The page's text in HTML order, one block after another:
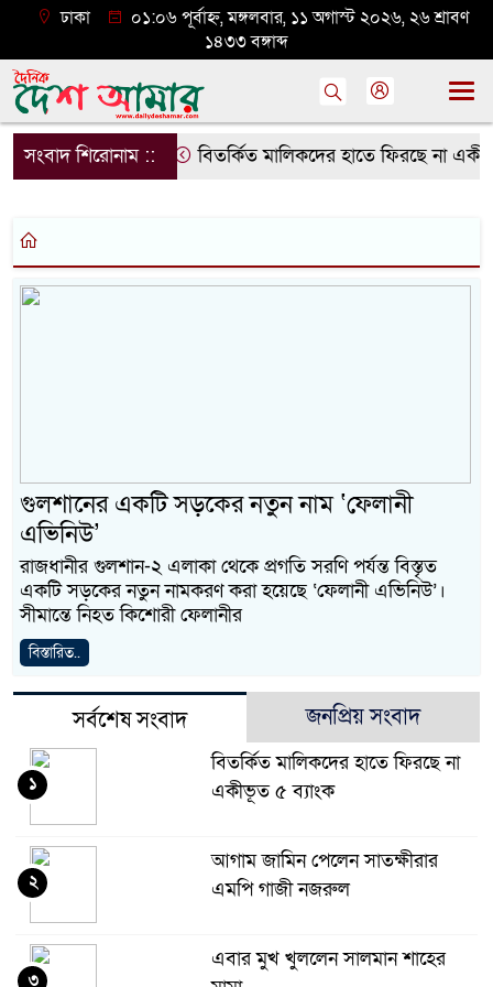
ঢাকা
০১:০৬ পূর্বাহ্ন, মঙ্গলবার, ১১ অগাস্ট ২০২৬, ২৬ শ্রাবণ
১৪৩৩ বঙ্গাব্দ
সংবাদ শিরোনাম :: বিতর্কিত মালিকদের হাতে ফিরছে না
গুলশানের একটি সড়কের নতুন নাম ‘ফেলানী
এভিনিউ’
রাজধানীর গুলশান-২ এলাকা থেকে প্রগতি সরণি পর্যন্ত বিস্তৃত
একটি সড়কের নতুন নামকরণ করা হয়েছে ‘ফেলানী এভিনিউ’।
সীমান্তে নিহত কিশোরী ফেলানীর
বিস্তারিত..
সর্বশেষ সংবাদ জনপ্রিয় সংবাদ
বিতর্কিত মালিকদের হাতে ফিরছে না
একীভূত ৫ ব্যাংক
১
আগাম জামিন পেলেন সাতক্ষীরার
এমপি গাজী নজরুল
২
এবার মুখ খুললেন সালমান শাহের
৩